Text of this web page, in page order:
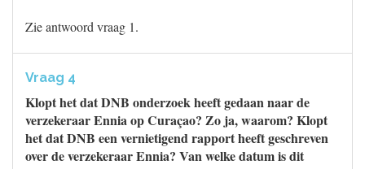
Zie antwoord vraag 1.
Vraag 4
Klopt het dat DNB onderzoek heeft gedaan naar de
verzekeraar Ennia op Curaçao? Zo ja, waarom? Klopt
het dat DNB een vernietigend rapport heeft geschreven
over de verzekeraar Ennia? Van welke datum is dit